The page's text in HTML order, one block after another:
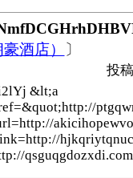
酒店）
〕
投
&lt;a